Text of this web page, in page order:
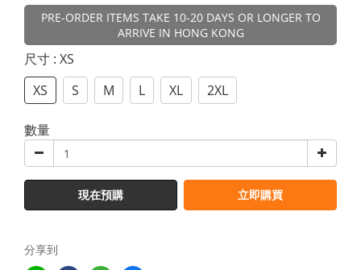
PRE-ORDER ITEMS TAKE 10-20 DAYS OR LONGER TO
ARRIVE IN HONG KONG
尺寸 : XS
XS
S M L XL 2XL
數量
現在預購 立即購買
分享到